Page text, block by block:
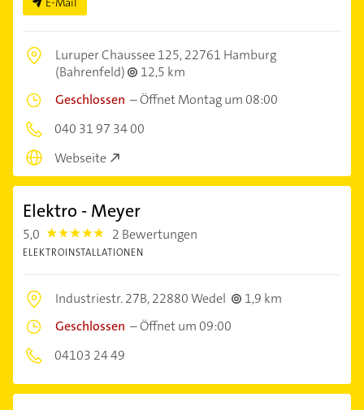
Luruper Chaussee 125,22761 Hamburg
(Bahrenfeld)
12,5 km
Geschlossen –Öffnet Montag um 08:00
040 31 97 34 00
Webseite
Elektro - Meyer
5,0 5.0 2 Bewertungen
ELEKTROINSTALLATIONEN
Industriestr. 27B,22880 Wedel
1,9 km
Geschlossen –Öffnet um 09:00
04103 24 49